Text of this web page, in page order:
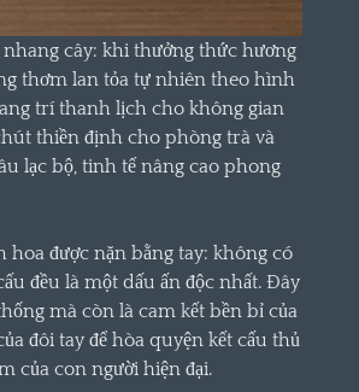
cây: khi thưởng thức hương
thơm lan tỏa tự nhiên theo hình
trí thanh lịch cho không gian
thiền định cho phòng trà và
lạc bộ, tinh tế nâng cao phong
hoa được nặn bằng tay: không có
đều là một dấu ấn độc nhất. Đây
mà còn là cam kết bền bỉ của
đôi tay để hòa quyện kết cấu thủ
của con người hiện đại.